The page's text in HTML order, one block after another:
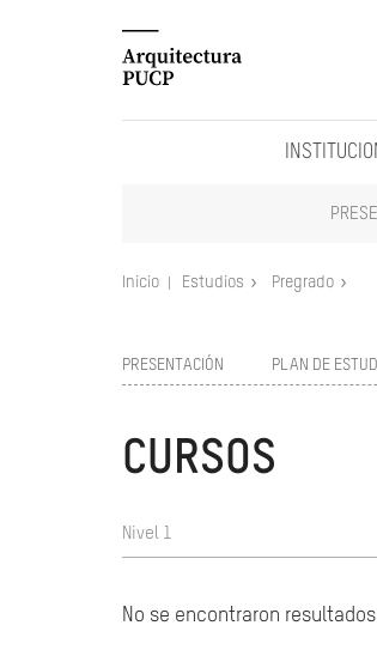
Inicio Estudios Pregrado
PRESENTACIÓN PLAN DE
CURSOS
Nivel 1
No se encontraron resultados